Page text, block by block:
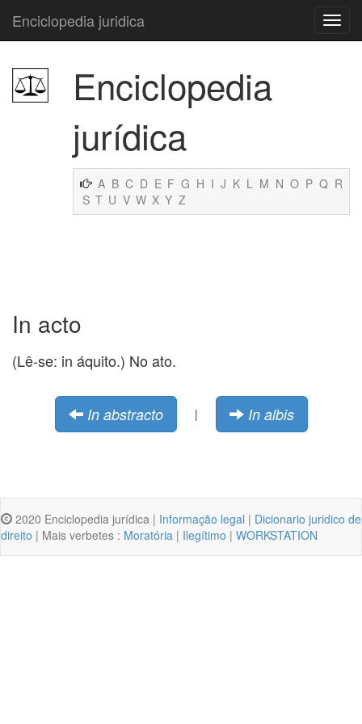
Enciclopedia juridica
Enciclopedia
jurídica
A B C D E F G H I J K L M N O P Q R
S T U V W X Y Z
In acto
(Lê-se: in áquito.) No ato.
In abstracto | In albis
2020 Enciclopedia jurídica | Informação legal | Dicionario juridico de
direito | Mais verbetes : Moratória | Ilegítimo | WORKSTATION